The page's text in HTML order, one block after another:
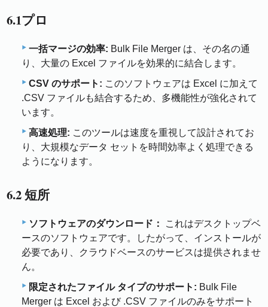
6.1プロ
一括マージの効率: Bulk File Merger は、その名の通
り、大量の Excel ファイルを効果的に結合します。
CSV のサポート: このソフトウェアは Excel に加えて
.CSV ファイルも結合するため、多機能性が強化されて
います。
高速処理: このツールは速度を重視して設計されてお
り、大規模なデータ セットを時間効率よく処理できる
ようになります。
6.2 短所
ソフトウェアのダウンロード：
これはデスクトップベ
ースのソフトウェアです。したがって、インストールが
必要であり、クラウドベースのサービスは提供されませ
ん。
限定されたファイル タイプのサポート: Bulk File
Merger は Excel および .CSV ファイルのみをサポート